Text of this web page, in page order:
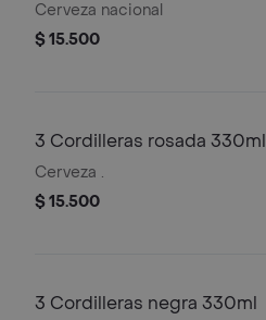
Cerveza nacional
$ 15.500
3 Cordilleras rosada 330ml
Cerveza .
$ 15.500
3 Cordilleras negra 330ml